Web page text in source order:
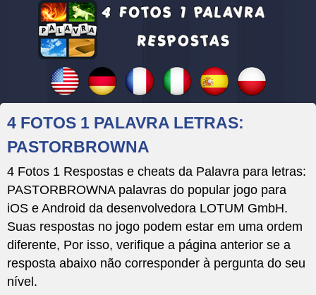
4 FOTOS 1 PALAVRA LETRAS:
PASTORBROWNA
4 Fotos 1 Respostas e cheats da Palavra para letras:
PASTORBROWNA palavras do popular jogo para
iOS e Android da desenvolvedora LOTUM GmbH.
Suas respostas no jogo podem estar em uma ordem
diferente, Por isso, verifique a página anterior se a
resposta abaixo não corresponder à pergunta do seu
nível.